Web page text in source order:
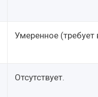
Умеренное
Отсутствует.